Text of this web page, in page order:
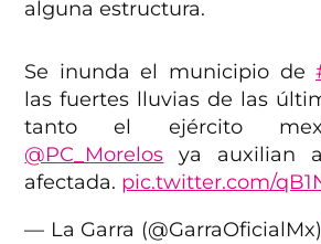
alguna estructura.
Se inunda el municipio de
las fuertes lluvias de las
tanto el ejército
@PC_Morelos ya auxilian
afectada. pic.twitter.com/
— La Garra (@GarraOficialMx)